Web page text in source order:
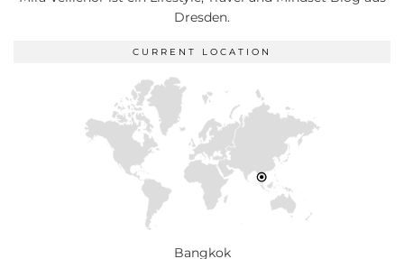
Dresden.
CURRENT LOCATION
Bangkok